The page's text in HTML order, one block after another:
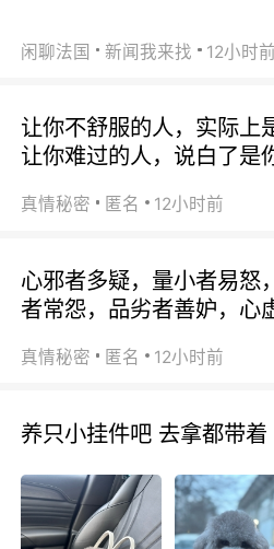
闲聊法国 新闻我来找 12小时前
让你不舒服的人，实际上
让你难过的人，说白了是
真情秘密 匿名 12小时前
心邪者多疑，量小者易怒
者常怨，品劣者善妒，心
真情秘密 匿名 12小时前
养只小挂件吧 去拿都带着